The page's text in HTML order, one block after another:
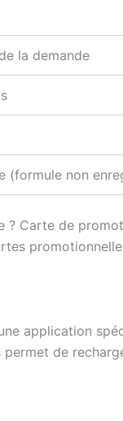
la demande
(formule non
Carte de
application
de